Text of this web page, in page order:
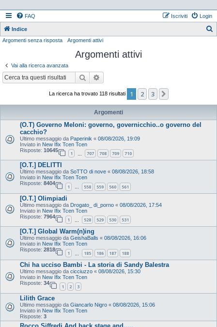
FAQ Login
Iscriviti
Indice
Argomenti senza risposta Argomenti attivi
Argomenti attivi
Vai alla ricerca avanzata
Cerca
La ricerca ha trovato 118 risultati 1 2 3
Argomenti
(O.T) Governo Meloni: governo, governicchio..o governo del
cacchio?
Ultimo messaggio da Paperinik « 08/08/2026, 19:09
Inviato in New Ifix Tcen Tcen
Risposte: 10645
1 707 708 709 710
[O.T.] DELITTI
Ultimo messaggio da SoTTO di nove « 08/08/2026, 18:58
Inviato in New Ifix Tcen Tcen
Risposte: 8404
1 … 558 559 560 561
[O.T.] Olimpiadi
Ultimo messaggio da Drogato_ di_porno « 08/08/2026, 17:54
Inviato in New Ifix Tcen Tcen
Risposte: 7964
1 528 529 530 531
[O.T.] Global Warm(n)ing
Ultimo messaggio da GeishaBalls « 08/08/2026, 16:06
Inviato in New Ifix Tcen Tcen
Risposte: 2818
1 185 186 187 188
Chi ha ucciso Bambi - La storia di Sandy Balestra
Ultimo messaggio da cicciuzzo « 08/08/2026, 15:30
Inviato in New Ifix Tcen Tcen
Risposte: 34
1 2 3
Lilith Grace
Ultimo messaggio da Giancarlo Nigro « 08/08/2026, 15:06
Inviato in New Ifix Tcen Tcen
Risposte: 3